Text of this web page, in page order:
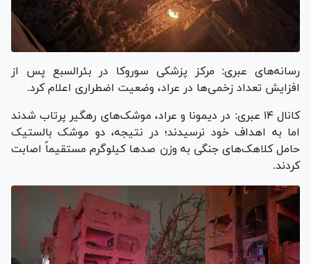
رسانه‌های عبری: مرکز پزشکی سوروکا در بئرالسبع پس از
افزایش تعداد زخمی‌ها در عراد، وضعیت اضطراری اعلام کرد.
کانال ۱۴ عبری: در دیمونا و عراد، موشک‌های رهگیر پرتاب شدند
اما به اهداف خود نرسیدند؛ در نتیجه، دو موشک بالستیک
حامل کلاهک‌های جنگی به وزن صدها کیلوگرم مستقیماً اصابت
کردند.